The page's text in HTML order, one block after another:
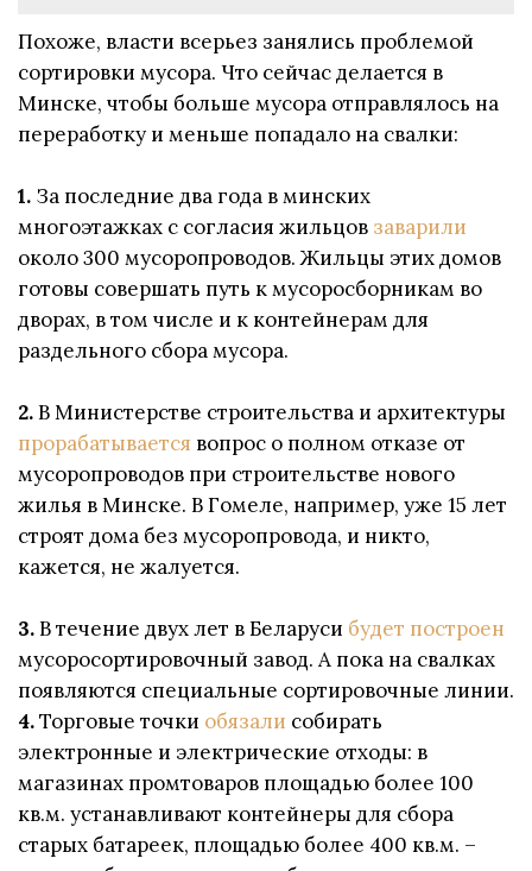
Похоже, власти всерьез занялись проблемой
сортировки мусора. Что сейчас делается в
Минске, чтобы больше мусора отправлялось на
переработку и меньше попадало на свалки:
1. За последние два года в минских
многоэтажках с согласия жильцов заварили
около 300 мусоропроводов. Жильцы этих домов
готовы совершать путь к мусоросборникам во
дворах, в том числе и к контейнерам для
раздельного сбора мусора.
2.В Министерстве строительства и архитектуры
прорабатывается вопрос о полном отказе от
мусоропроводов при строительстве нового
жилья в Минске. В Гомеле, например, уже 15 лет
строят дома без мусоропровода, и никто,
кажется, не жалуется.
3.В течение двух лет в Беларуси будет построен
мусоросортировочный завод. А пока на свалках
появляются специальные сортировочные линии.
4.Торговые точки обязали собирать
электронные и электрические отходы: в
магазинах промтоваров площадью более 100
кв.м. устанавливают контейнеры для сбора
старых батареек, площадью более 400 кв.м. –